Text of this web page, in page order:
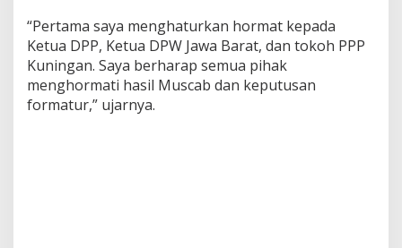
“Pertama saya menghaturkan hormat kepada
Ketua DPP, Ketua DPW Jawa Barat, dan tokoh PPP
Kuningan. Saya berharap semua pihak
menghormati hasil Muscab dan keputusan
formatur,” ujarnya.